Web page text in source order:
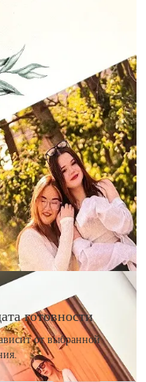
готовности
от выбранной